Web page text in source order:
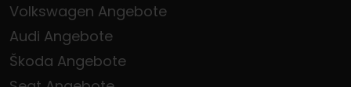
Volkswagen Angebote
Audi Angebote
Škoda Angebote